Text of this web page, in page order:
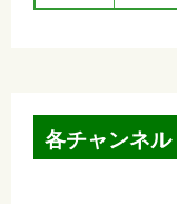
各チャンネ